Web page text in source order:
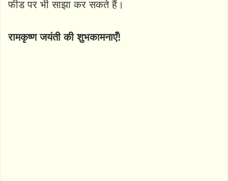
फीड पर भी साझा कर सकते हैं।
रामकृष्ण जयंती की शुभकामनाएँ!